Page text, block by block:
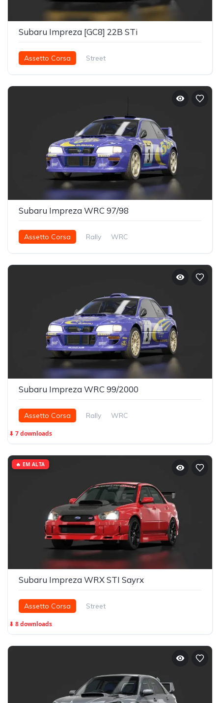
Subaru Impreza [GC8] 22B STi
Assetto Corsa Street
Subaru Impreza WRC 97/98
Assetto Corsa Rally WRC
Subaru Impreza WRC 99/2000
Assetto Corsa Rally WRC
⬇ 7 downloads
Subaru Impreza WRX STI Sayrx
Assetto Corsa Street
⬇ 8 downloads
🔥 EM ALTA